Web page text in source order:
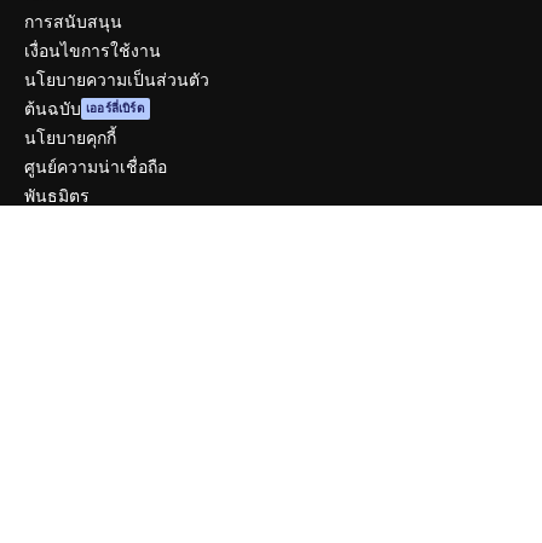
การสนับสนุน
เงื่อนไขการใช้งาน
นโยบายความเป็นส่วนตัว
ต้นฉบับ เออร์ลี่เบิร์ด
นโยบายคุกกี้
ศูนย์ความน่าเชื่อถือ
พันธมิตร